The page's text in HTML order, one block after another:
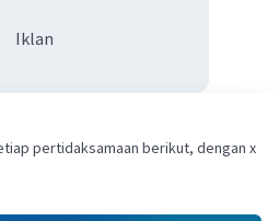
Iklan
pertidaksamaan berikut, dengan x